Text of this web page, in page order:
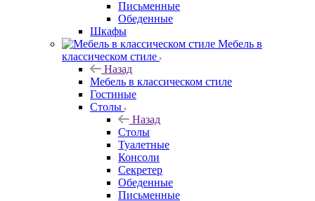
Письменные
Обеденные
Шкафы
Мебель в
классическом стиле
Назад
Мебель в классическом стиле
Гостиные
Столы
Назад
Столы
Туалетные
Консоли
Секретер
Обеденные
Письменные